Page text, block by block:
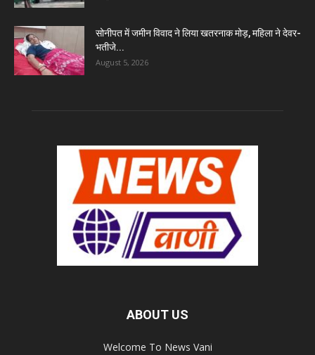
सोनीपत में जमीन विवाद ने लिया खतरनाक मोड़, महिला ने देवर-
भतीजे...
August 5, 2026
ABOUT US
Welcome To News Vani